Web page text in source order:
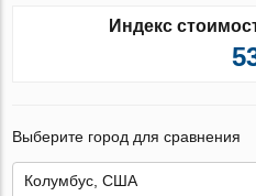
Индекс
Выберите город для сравнения